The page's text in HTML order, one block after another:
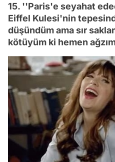
15. ''Paris'e seyahat
Eiffel Kulesi'nin
düşündüm ama sır
kötüyüm ki hemen